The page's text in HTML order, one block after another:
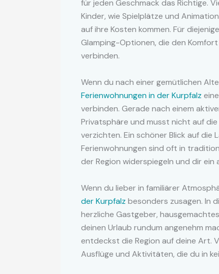
für jeden Geschmack das Richtige.
Kinder, wie Spielplätze und
auf ihre Kosten kommen. Für
Glamping-Optionen, die den
verbinden.
Wenn du nach einer gemütlichen
Ferienwohnungen in der Kurpfalz
verbinden. Gerade nach einem
Privatsphäre und musst nicht auf
verzichten. Ein schöner Blick auf
Ferienwohnungen sind oft in
der Region widerspiegeln und dir
Wenn du lieber in familiärer
der Kurpfalz besonders zusagen. In
herzliche Gastgeber,
deinen Urlaub rundum angenehm
entdeckst die Region auf deine Art.
Ausflüge und Aktivitäten, die du in